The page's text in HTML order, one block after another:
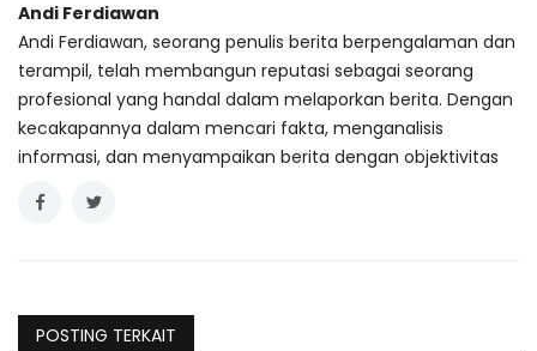
Andi Ferdiawan
Andi Ferdiawan, seorang penulis berita berpengalaman dan
terampil, telah membangun reputasi sebagai seorang
profesional yang handal dalam melaporkan berita. Dengan
kecakapannya dalam mencari fakta, menganalisis
informasi, dan menyampaikan berita dengan objektivitas
POSTING TERKAIT